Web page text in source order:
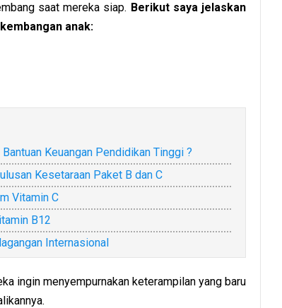
saat mereka siap. Berikut saya jelaskan
anak:
Keuangan Pendidikan Tinggi ?
Kesetaraan Paket B dan C
Vitamin C
B12
Internasional
ingin menyempurnakan keterampilan yang baru